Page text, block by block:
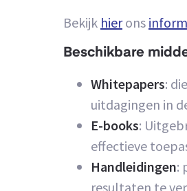
Bekijk hierons
Beschikbare
Whitepapers:
uitdagingen in
E-books:
effectieve
Handleidingen:
resultaten te